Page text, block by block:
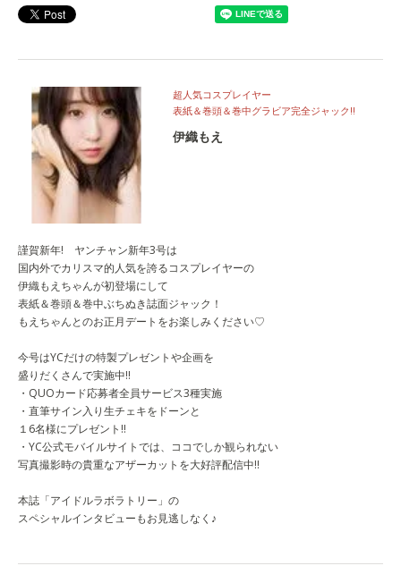
超人気コスプレイヤー
表紙＆巻頭＆巻中グラビア完全ジャック!!
伊織もえ
謹賀新年! ヤンチャン新年3号は
国内外でカリスマ的人気を誇るコスプレイヤーの
伊織もえちゃんが初登場にして
表紙＆巻頭＆巻中ぶちぬき誌面ジャック！
もえちゃんとのお正月デートをお楽しみください♡
今号はYCだけの特製プレゼントや企画を
盛りだくさんで実施中!!
・QUOカード応募者全員サービス3種実施
・直筆サイン入り生チェキをドーンと
１6名様にプレゼント!!
・YC公式モバイルサイトでは、ココでしか観られない
写真撮影時の貴重なアザーカットを大好評配信中!!
本誌「アイドルラボラトリー」の
スペシャルインタビューもお見逃しなく♪